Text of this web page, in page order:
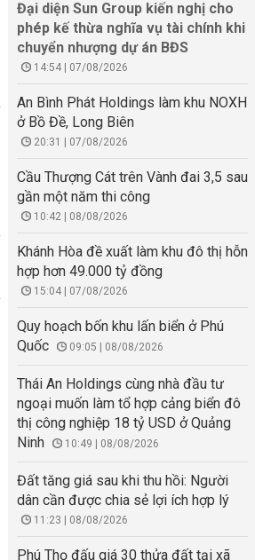
Đại diện Sun Group kiến nghị cho
phép kế thừa nghĩa vụ tài chính khi
chuyển nhượng dự án BĐS
14:54 | 07/08/2026
An Bình Phát Holdings làm khu NOXH
ở Bồ Đề, Long Biên
20:31 | 07/08/2026
Cầu Thượng Cát trên Vành đai 3,5 sau
gần một năm thi công
10:42 | 08/08/2026
Khánh Hòa đề xuất làm khu đô thị hỗn
hợp hơn 49.000 tỷ đồng
15:04 | 07/08/2026
Quy hoạch bốn khu lấn biển ở Phú
Quốc
09:05 | 08/08/2026
Thái An Holdings cùng nhà đầu tư
ngoại muốn làm tổ hợp cảng biển đô
thị công nghiệp 18 tỷ USD ở Quảng
Ninh
10:49 | 08/08/2026
Đất tăng giá sau khi thu hồi: Người
dân cần được chia sẻ lợi ích hợp lý
11:23 | 08/08/2026
Phú Thọ đấu giá 30 thửa đất tại xã